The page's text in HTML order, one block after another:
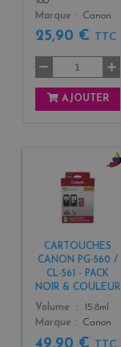
Marque
Canon
25,90 € TTC
AJOUTER
CARTOUCHES
CANON PG-560 /
CL-561 - PACK
NOIR & COULEUR
Color
k
+
3
Volume
15.8ml
Marque
Canon
TTC